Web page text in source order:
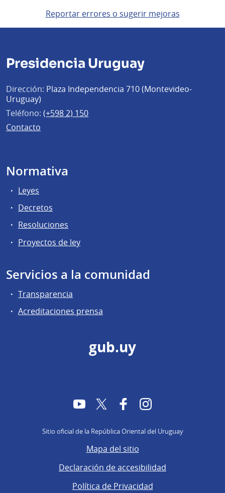
Reportar errores o sugerir mejoras
Presidencia Uruguay
Dirección: Plaza Independencia 710 (Montevideo-
Uruguay)
Teléfono: (+598 2) 150
Contacto
Normativa
Leyes
Decretos
Resoluciones
Proyectos de ley
Servicios a la comunidad
Transparencia
Acreditaciones prensa
gub.uy
YouTubeTwitter FacebookInstagram
Sitio oficial de la República Oriental del Uruguay
Mapa del sitio
Declaración de accesibilidad
Política de Privacidad